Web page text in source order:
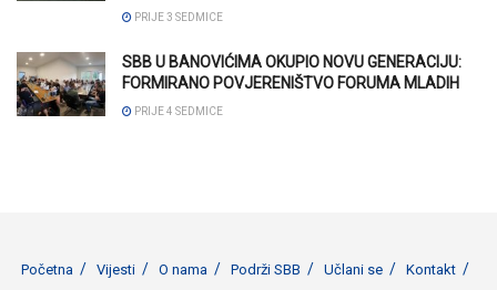
PRIJE 3 SEDMICE
SBB U BANOVIĆIMA OKUPIO NOVU GENERACIJU:
FORMIRANO POVJERENIŠTVO FORUMA MLADIH
PRIJE 4 SEDMICE
Početna Vijesti O nama Podrži SBB Učlani se
Kontakt